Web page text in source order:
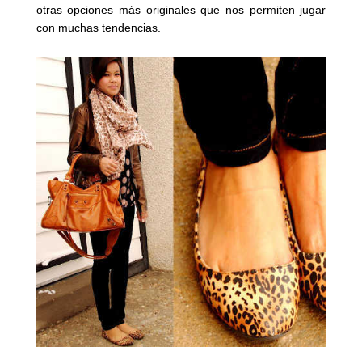
otras opciones más originales que nos permiten jugar
con muchas tendencias.